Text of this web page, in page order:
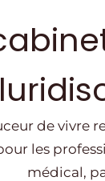
de
les
médical,